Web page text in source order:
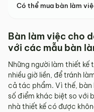
Có thể mua bàn làm
Bàn làm việc cho
với các mẫu bàn
Những người làm thiết
nhiều giờ liền, để tránh
cả tác phẩm. Vì thế, bàn
số điểm khác biệt so với
nhà thiết kế có được